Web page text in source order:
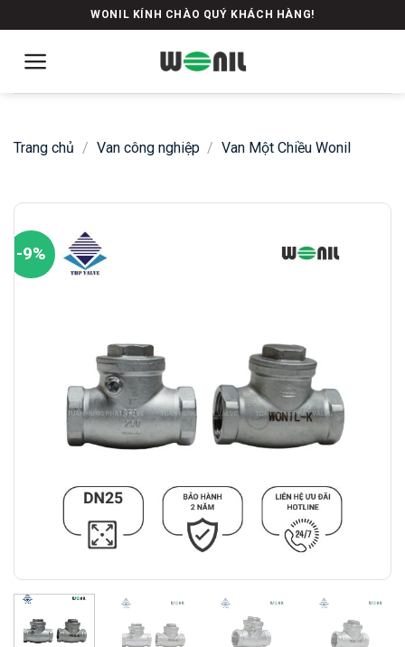
to
content
WONIL KÍNH CHÀO QUÝ KHÁCH HÀNG!
Trang chủ / Van công nghiệp / Van Một Chiều Wonil
-9%